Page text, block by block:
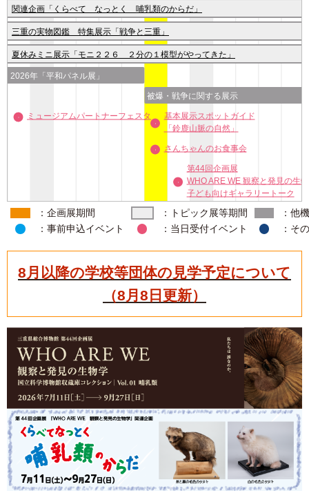
関連企画「くらべて なっとく 哺乳類のからだ」
三重の実物図鑑 特集展示「戦争と三重」
夏休みミニ展示「モニ２２６ ２分の１模型がやってきた」
2026年「平和パネル展」
被爆・戦争に関する展示
ミュージアムパートナーフェスタ
基本展示スポットガイド
「鈴鹿山脈の自然」
さんちゃんのお食事会
第44回企画展
WHO ARE WE 観察と発見の生
子ども向けギャラリートーク
：企画展期間 ：トピック展等期間
：他
：事前申込イベント
：当日受付イベント ：そ
8月以降の学校等団体の見学予定について
（8月8日更新）